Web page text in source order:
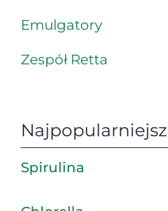
Emulgatory
Zespół Retta
Spirulina